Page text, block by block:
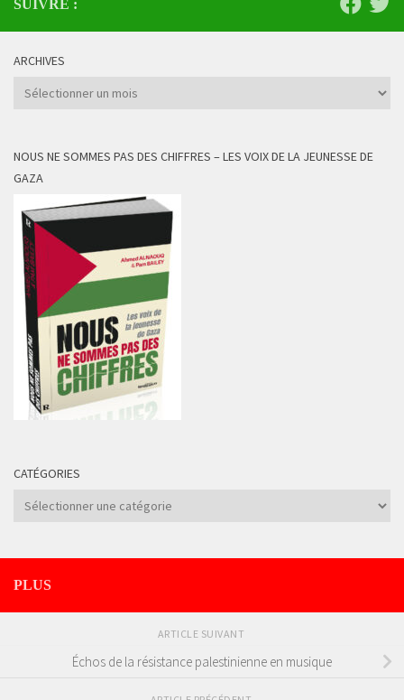
SUIVRE :
ARCHIVES
Archives
NOUS NE SOMMES PAS DES CHIFFRES – LES VOIX DE LA JEUNESSE DE
GAZA
CATÉGORIES
Catégories
PLUS
ARTICLE SUIVANT
Échos de la résistance palestinienne en musique